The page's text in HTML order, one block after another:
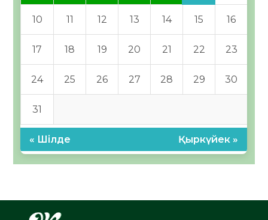
10 11 12 13 14 15 16
17 18 19 20 21 22 23
24 25 26 27 28 29 30
31
« Шілде Қыркүйек »